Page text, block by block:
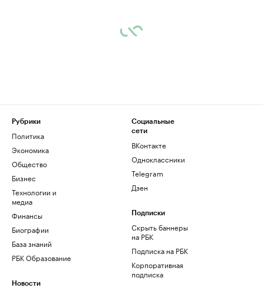
Рубрики
Политика
Экономика
Общество
Бизнес
Технологии и
медиа
Финансы
Биографии
База знаний
РБК Образование
Новости
Социальные
сети
ВКонтакте
Одноклассники
Telegram
Дзен
Подписки
Скрыть баннеры
на РБК
Подписка на РБК
Корпоративная
подписка